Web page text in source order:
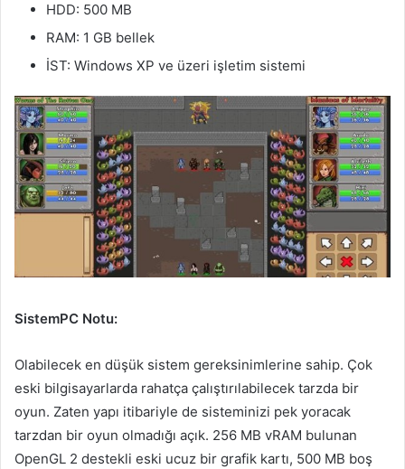
HDD: 500 MB
RAM: 1 GB bellek
İST: Windows XP ve üzeri işletim sistemi
SistemPC Notu:
Olabilecek en düşük sistem gereksinimlerine sahip. Çok
eski bilgisayarlarda rahatça çalıştırılabilecek tarzda bir
oyun. Zaten yapı itibariyle de sisteminizi pek yoracak
tarzdan bir oyun olmadığı açık. 256 MB vRAM bulunan
OpenGL 2 destekli eski ucuz bir grafik kartı, 500 MB boş